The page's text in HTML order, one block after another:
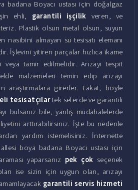
badana Boyacı ustası için doğalgaz
ehli, garantili işçilik veren, ve
Plastik olsun metal olsun, suyun
nasibini almayan su tesisatı elemanı
İşlevini yitiren parçalar hızlıca ikame
veya tamir edilmelidir. Arızayı tespit
malzemeleri temin edip arızayı
araştırmalara girerler. Fakat, böyle
tesisatçılartek seferde ve garantili
bulsanız bile, yanlış müdahalelerde
arttırabilirsiniz. İşte bu nedenle
yardım istemelisiniz. İnternette
boya badana Boyacı ustası için
yaparsanız pek çok seçenek
ise sizin için uygun olan, arızayı
garantili servis hizmeti